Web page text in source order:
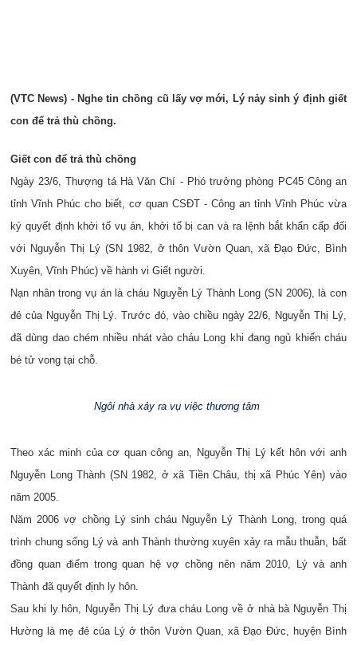
(VTC News) - Nghe tin chồng cũ lấy vợ mới, Lý nảy sinh ý định giết
con để trả thù chồng.
Giết con để trả thù chồng
Ngày 23/6, Thượng tá Hà Văn Chí - Phó trưởng phòng PC45 Công an
tỉnh Vĩnh Phúc cho biết, cơ quan CSĐT - Công an tỉnh Vĩnh Phúc vừa
ký quyết định khởi tố vụ án, khởi tố bị can và ra lệnh bắt khẩn cấp đối
với Nguyễn Thị Lý (SN 1982, ở thôn Vườn Quan, xã Đạo Đức, Bình
Xuyên, Vĩnh Phúc) về hành vi Giết người.
Nạn nhân trong vụ án là cháu Nguyễn Lý Thành Long (SN 2006), là con
đẻ của Nguyễn Thị Lý. Trước đó, vào chiều ngày 22/6, Nguyễn Thị Lý,
đã dùng dao chém nhiều nhát vào cháu Long khi đang ngủ khiến cháu
bé tử vong tại chỗ.
Ngôi nhà xảy ra vụ việc thương tâm
Theo xác minh của cơ quan công an, Nguyễn Thị Lý kết hôn với anh
Nguyễn Long Thành (SN 1982, ở xã Tiền Châu, thị xã Phúc Yên) vào
năm 2005.
Năm 2006 vợ chồng Lý sinh cháu Nguyễn Lý Thành Long, trong quá
trình chung sống Lý và anh Thành thường xuyên xảy ra mẫu thuẫn, bất
đồng quan điểm trong quan hệ vợ chồng nên năm 2010, Lý và anh
Thành đã quyết định ly hôn.
Sau khi ly hôn, Nguyễn Thị Lý đưa cháu Long về ở nhà bà Nguyễn Thị
Hường là mẹ đẻ của Lý ở thôn Vườn Quan, xã Đạo Đức, huyện Bình